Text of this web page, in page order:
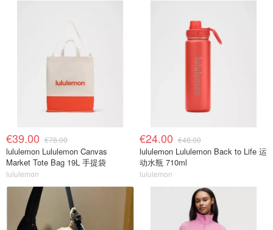
€39.00 €78.00
lululemon Lululemon Canvas
Market Tote Bag 19L 手提袋
lululemon
€24.00 €48.00
lululemon Lululemon Back to Life 运
动水瓶 710ml
lululemon